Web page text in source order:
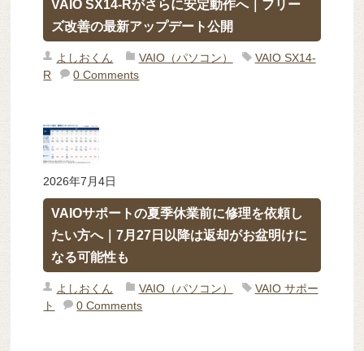
VAIO SX14-Rがさらに安定動作へ｜フリー
ズ改善の最新アップデート公開
よしおくん VAIO（パソコン）
VAIO SX14-
R
0 Comments
2026年7月4日
VAIOサポートの夏季休業前に修理を依頼し
たい方へ｜7月27日以降は返却がお盆明けに
なる可能性も
よしおくん VAIO（パソコン）
VAIO サポー
ト
0 Comments